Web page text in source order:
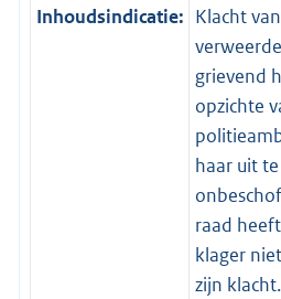
Inhoudsindicatie: Klacht
grievend
opzichte
haar uit
raad
klager
zijn